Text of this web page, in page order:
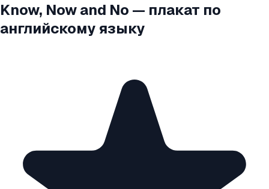
Know, Now and No — плакат по
английскому языку